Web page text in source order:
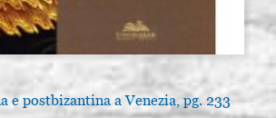
e postbizantina a Venezia, pg. 233